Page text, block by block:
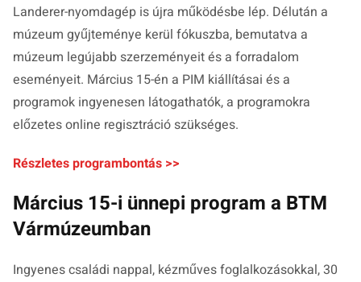
Landerer-nyomdagép is újra működésbe lép. Délután a
múzeum gyűjteménye kerül fókuszba, bemutatva a
múzeum legújabb szerzeményeit és a forradalom
eseményeit. Március 15-én a PIM kiállításai és a
programok ingyenesen látogathatók, a programokra
előzetes online regisztráció szükséges.
Részletes programbontás >>
Március 15-i ünnepi program a BTM
Vármúzeumban
Ingyenes családi nappal, kézműves foglalkozásokkal, 30